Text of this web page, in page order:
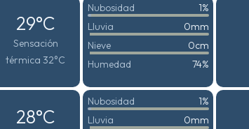
29°C
Sensación
térmica 32°C
Nubosidad
1%
Lluvia
0mm
Nieve
0cm
Humedad
74%
28°C
Nubosidad
1%
Lluvia
0mm